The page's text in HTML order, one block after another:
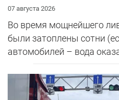
07 августа 2026
Во время мощнейшего
были затоплены сотни
автомобилей – вода